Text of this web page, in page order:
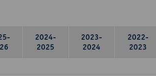
2024-
2025
2023-
2024
2022-
2023